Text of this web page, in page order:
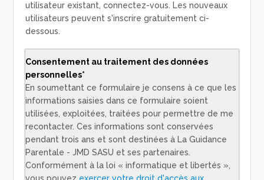
utilisateur existant, connectez-vous. Les nouveaux
utilisateurs peuvent s'inscrire gratuitement ci-
dessous.
Consentement au traitement des données
personnelles*
En soumettant ce formulaire je consens à ce que les
informations saisies dans ce formulaire soient
utilisées, exploitées, traitées pour permettre de me
recontacter. Ces informations sont conservées
pendant trois ans et sont destinées à La Guidance
Parentale - JMD SASU et ses partenaires.
Conformément à la loi « informatique et libertés »,